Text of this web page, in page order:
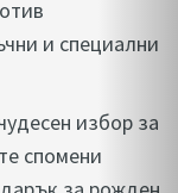
и специални
избор за
спомени